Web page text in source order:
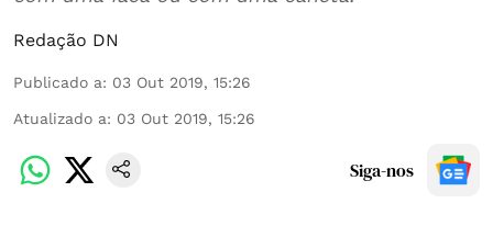
Redação DN
Publicado a: 03 Out 2019, 15:26
Atualizado a: 03 Out 2019, 15:26
Siga-nos